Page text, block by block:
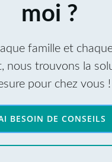
moi ?
famille et
nous trouvons la
pour chez vous !
BESOIN DE CONSEILS